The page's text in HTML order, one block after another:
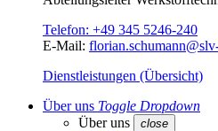
Telefon: +49 345 5246-240
E-Mail:
Dienstleistungen (Übersicht)
Über uns Toggle Dropdown
Über uns
close